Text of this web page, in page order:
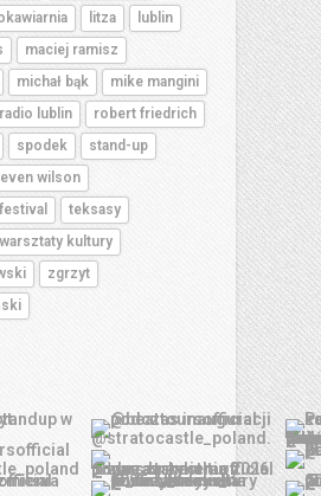
litza
lublin
maciej ramisz
michał bąk
mike mangini
radio lublin
robert friedrich
spodek
stand-up
wilson
teksasy
warsztaty kultury
zgrzyt